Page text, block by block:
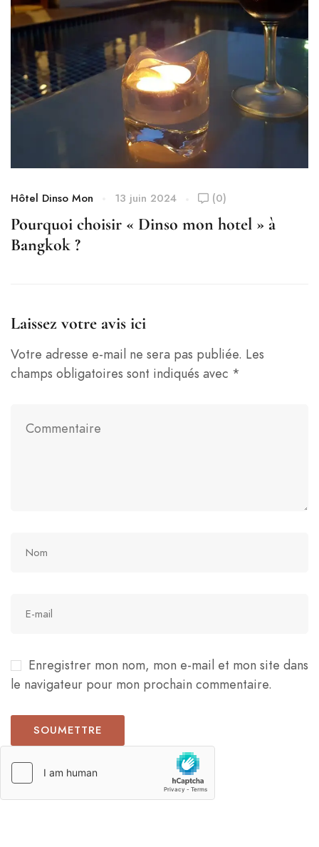
Hôtel Dinso Mon 13 juin 2024 (0)
Pourquoi choisir « Dinso mon hotel » à
Bangkok ?
Laissez votre avis ici
Votre adresse e-mail ne sera pas publiée. Les
champs obligatoires sont indiqués avec *
Enregistrer mon nom, mon e-mail et mon site dans
le navigateur pour mon prochain commentaire.